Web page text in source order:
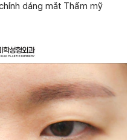
dáng mắt Thẩm mỹ